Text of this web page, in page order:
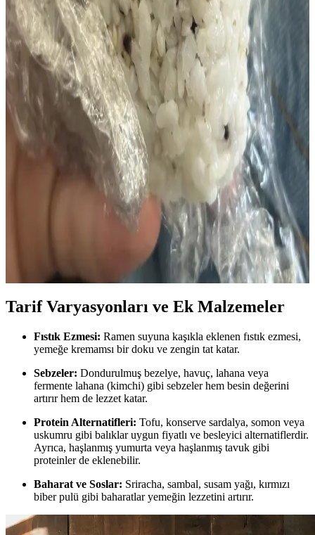
Konserve Ton Balığı Tüketiminde Cıva Zehirlenmesi
ve Sağlık Önlemleri
Ton balığındaki yüksek cıva içeriği, aşırı tüketimde nörolojik ve
fiziksel sağlık sorunlarına yol açabilir. Türlere göre cıva seviyeleri ve
güvenli tüketim önerileri önemlidir.
Dardanel Ton Balığı: Sağlıklı ve Pratik Konserve
Balık Seçenekleri
Dardanel ton balığı, çeşitli ambalaj seçenekleri ve uzun raf ömrüyle
sağlıklı ve pratik yemekler için ideal bir konserve balık ürünüdür.
Uygun Fiyatlı ve Pratik Baharatlı Ton Balıklı
Onigiri Tarifi ve Hazırlama Yöntemleri
Baharatlı ton balıklı onigiri, uygun fiyatlı malzemelerle evde kolayca
hazırlanabilen, taşınabilir ve pratik bir Japon pirinç yemeğidir.
Alternatif pirinç ve iç harç seçenekleriyle çeşitlendirilebilir.
Tarif Varyasyonları ve Ek Malzemeler
Fıstık Ezmesi: Ramen suyuna kaşıkla eklenen fıstık ezmesi,
yemeğe kremamsı bir doku ve zengin tat katar.
Sebzeler: Dondurulmuş bezelye, havuç, lahana veya
fermente lahana (kimchi) gibi sebzeler hem besin değerini
artırır hem de lezzet katar.
Protein Alternatifleri: Tofu, konserve sardalya, somon veya
uskumru gibi balıklar uygun fiyatlı ve besleyici alternatiflerdir.
Ayrıca, haşlanmış yumurta veya haşlanmış tavuk gibi
proteinler de eklenebilir.
Baharat ve Soslar: Sriracha, sambal, susam yağı, kırmızı
biber pulü gibi baharatlar yemeğin lezzetini artırır.